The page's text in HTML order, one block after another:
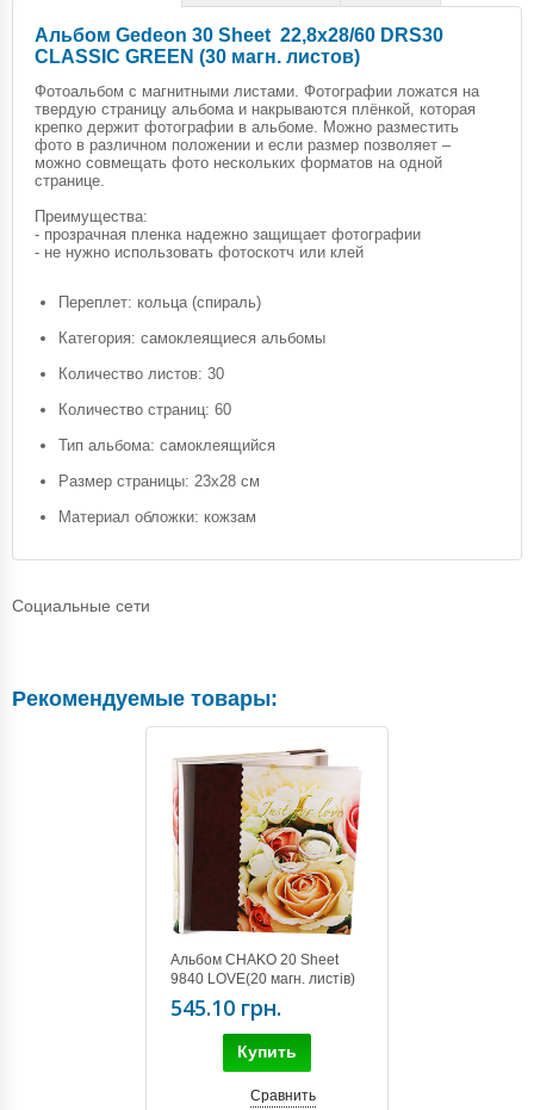
Альбом Gedeon 30 Sheet 22,8x28/60 DRS30
CLASSIC GREEN (30 магн. листов)
Фотоальбом с магнитными листами. Фотографии ложатся на
твердую страницу альбома и накрываются плёнкой, которая
крепко держит фотографии в альбоме. Можно разместить
фото в различном положении и если размер позволяет –
можно совмещать фото нескольких форматов на одной
странице.
Преимущества:
- прозрачная пленка надежно защищает фотографии
- не нужно использовать фотоскотч или клей
Переплет: кольца (спираль)
Категория: самоклеящиеся альбомы
Количество листов: 30
Количество страниц: 60
Тип альбома: самоклеящийся
Размер страницы: 23х28 см
Материал обложки: кожзам
Социальные сети
Рекомендуемые товары:
Альбом CHAKO 20 Sheet
9840 LOVE(20 магн. листів)
Rings
545.10 грн.
Купить
Сравнить